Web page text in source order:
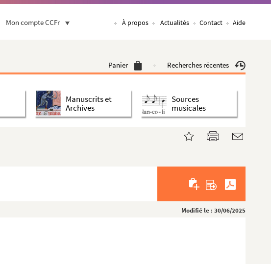
Mon compte CCFr À propos Actualités Contact Aide
Panier Recherches récentes
Manuscrits et
Archives
Sources
musicales
Modifié le : 30/06/2025